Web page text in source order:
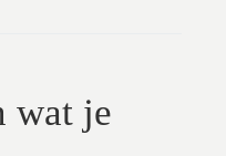
wat je